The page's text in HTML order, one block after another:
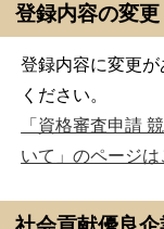
登録内容の変更
登録内容に変更
ください。
「資格審査申請
いて」のページは